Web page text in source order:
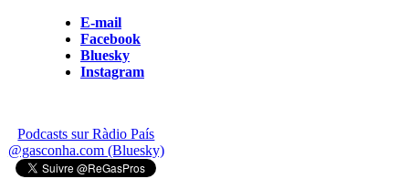
E-mail
Facebook
Bluesky
Instagram
Podcasts sur Ràdio País
@gasconha.com (Bluesky)